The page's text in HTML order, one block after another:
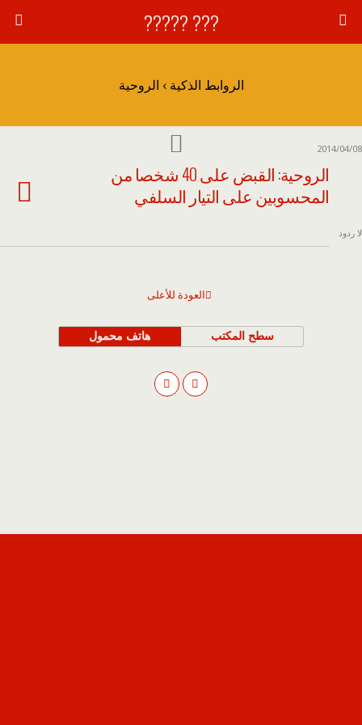
??? ?????
الروابط الذكية › الروحية
2014/04/08
الروحية: القبض على 40 شخصا من
المحسوبين على التيار السلفي
لا ردود
العودة للأعلى
هاتف محمول سطح المكتب